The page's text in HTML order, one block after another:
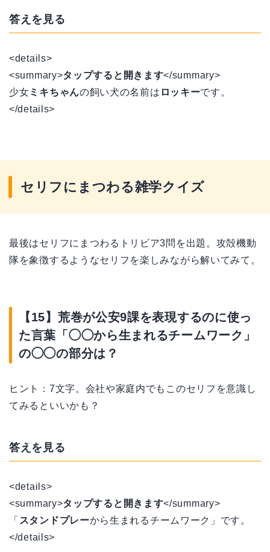
答えを見る
<details>
<summary>タップすると開きます</summary>
少女ミキちゃんの飼い犬の名前は ロッキーです。
</details>
セリフにまつわる雑学クイズ
最後はセリフにまつわるトリビア3問を出題。攻殻機動
隊を象徴するようなセリフを楽しみながら解いてみて。
【15】荒巻が公安9課を表現するのに使っ
た言葉「◯◯から生まれるチームワーク」
の◯◯の部分は？
ヒント：7文字。会社や家庭内でもこのセリフを意識し
てみるといいかも？
答えを見る
<details>
<summary>タップすると開きます</summary>
「 スタンドプレーから生まれるチームワーク」です。
</details>